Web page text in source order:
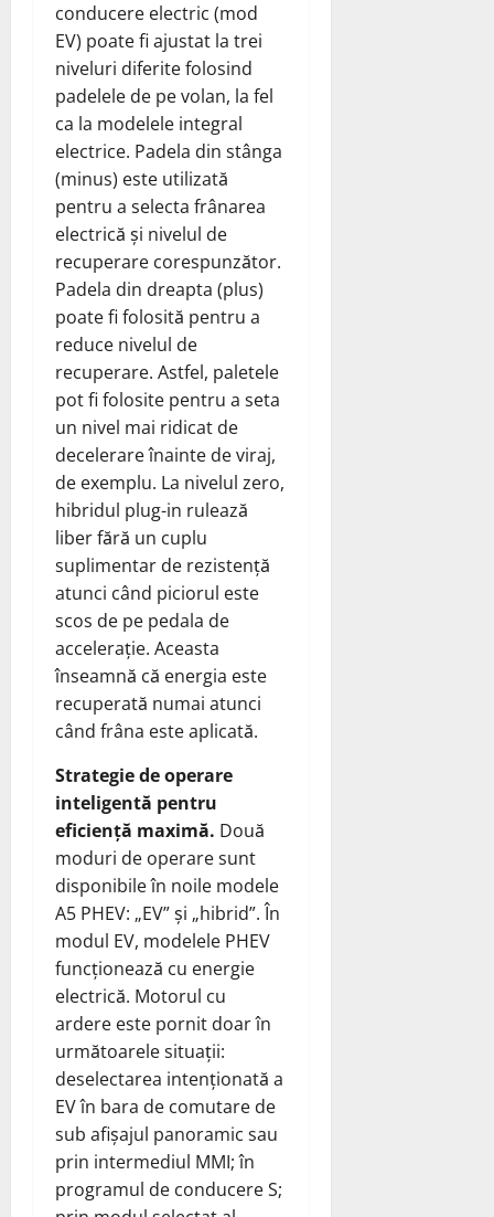
conducere electric (mod
EV) poate fi ajustat la trei
niveluri diferite folosind
padelele de pe volan, la fel
ca la modelele integral
electrice. Padela din stânga
(minus) este utilizată
pentru a selecta frânarea
electrică și nivelul de
recuperare corespunzător.
Padela din dreapta (plus)
poate fi folosită pentru a
reduce nivelul de
recuperare. Astfel, paletele
pot fi folosite pentru a seta
un nivel mai ridicat de
decelerare înainte de viraj,
de exemplu. La nivelul zero,
hibridul plug-in rulează
liber fără un cuplu
suplimentar de rezistență
atunci când piciorul este
scos de pe pedala de
accelerație. Aceasta
înseamnă că energia este
recuperată numai atunci
când frâna este aplicată.
Strategie de operare
inteligentă pentru
eficiență maximă. Două
moduri de operare sunt
disponibile în noile modele
A5 PHEV: „EV” și „hibrid”. În
modul EV, modelele PHEV
funcționează cu energie
electrică. Motorul cu
ardere este pornit doar în
următoarele situații:
deselectarea intenționată a
EV în bara de comutare de
sub afișajul panoramic sau
prin intermediul MMI; în
programul de conducere S;